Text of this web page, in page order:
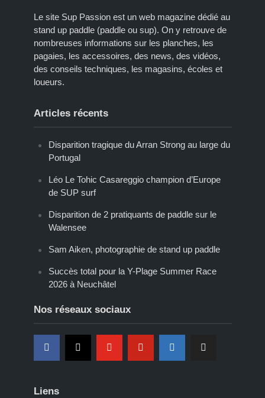
Le site Sup Passion est un web magazine dédié au
stand up paddle (paddle ou sup). On y retrouve de
nombreuses informations sur les planches, les
pagaies, les accessoires, des news, des vidéos,
des conseils techniques, les magasins, écoles et
loueurs.
Articles récents
Disparition tragique du Arran Strong au large du
Portugal
Léo Le Tohic Casareggio champion d’Europe
de SUP surf
Disparition de 2 pratiquants de paddle sur le
Walensee
Sam Aiken, photographie de stand up paddle
Succès total pour la Y-Plage Summer Race
2026 à Neuchâtel
Nos réseaux sociaux
Liens